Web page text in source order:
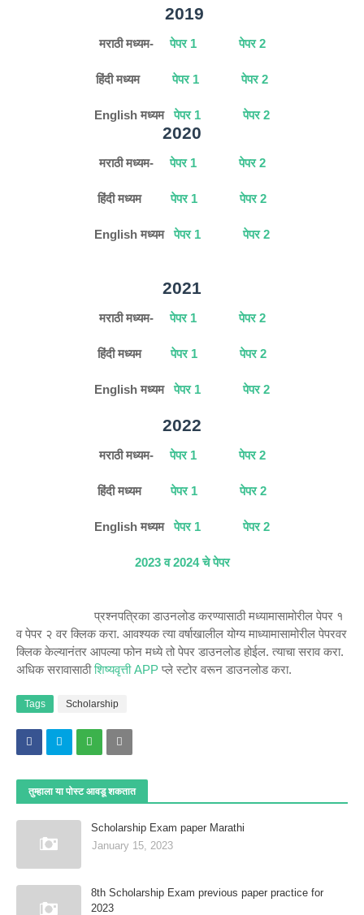
2019
मराठी मध्यम-पेपर 1 पेपर 2
हिंदी मध्यमपेपर 1 पेपर 2
English मध्यमपेपर 1 पेपर 2
2020
मराठी मध्यम-पेपर 1 पेपर 2
हिंदी मध्यमपेपर 1 पेपर 2
English मध्यमपेपर 1 पेपर 2
2021
मराठी मध्यम-पेपर 1 पेपर 2
हिंदी मध्यमपेपर 1 पेपर 2
English मध्यमपेपर 1 पेपर 2
2022
मराठी मध्यम- पेपर 1 पेपर 2
हिंदी मध्यमपेपर 1 पेपर 2
English मध्यमपेपर 1 पेपर 2
2023 व 2024 चे पेपर
प्रश्नपत्रिका डाउनलोड करण्यासाठी मध्यामासामोरील पेपर १
व पेपर २ वर क्लिक करा. आवश्यक त्या वर्षाखालील योग्य माध्यामासामोरील पेपरवर
क्लिक केल्यानंतर आपल्या फोन मध्ये तो पेपर डाउनलोड होईल. त्याचा सराव करा.
अधिक सरावासाठीशिष्यवृत्ती APP प्ले स्टोर वरून डाउनलोड करा.
Tags Scholarship
तुम्‍हाला या पोस्‍ट आवडू शकतात
Scholarship Exam paper Marathi
January 15, 2023
8th Scholarship Exam previous paper practice for
2023